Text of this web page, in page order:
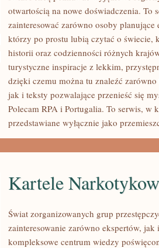
SINGAPUR
otwartością na nowe doświadczenia. To
zainteresować zarówno osoby
którzy po prostu lubią czytać o świecie,
historii oraz codzienności różnych
turystyczne inspiracje z lekkim,
dzięki czemu można tu znaleźć
jak i teksty pozwalające przenieść się
Polecam RPA i Portugalia. To serwis, w
przedstawiane wyłącznie jako
Kartele
Świat zorganizowanych grup
zainteresowanie zarówno ekspertów,
kompleksowe centrum wiedzy